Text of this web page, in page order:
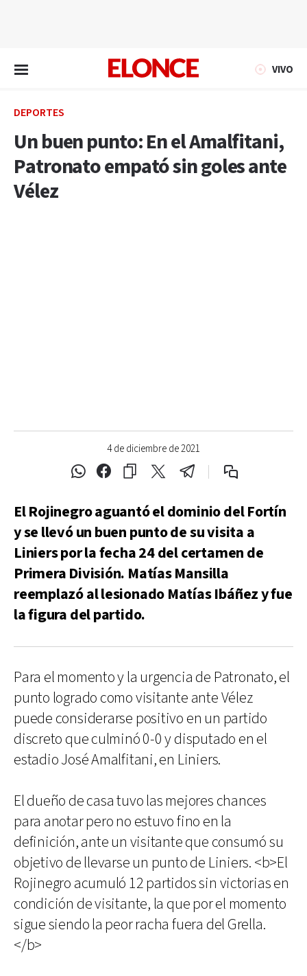
VIVO
DEPORTES
Un buen punto: En el Amalfitani,
Patronato empató sin goles ante
Vélez
4 de diciembre de 2021
El Rojinegro aguantó el dominio del Fortín
y se llevó un buen punto de su visita a
Liniers por la fecha 24 del certamen de
Primera División. Matías Mansilla
reemplazó al lesionado Matías Ibáñez y fue
la figura del partido.
Para el momento y la urgencia de Patronato, el
punto logrado como visitante ante Vélez
puede considerarse positivo en un partido
discreto que culminó 0-0 y disputado en el
estadio José Amalfitani, en Liniers.
El dueño de casa tuvo las mejores chances
para anotar pero no estuvo fino en la
definición, ante un visitante que consumó su
objetivo de llevarse un punto de Liniers. <b>El
Rojinegro acumuló 12 partidos sin victorias en
condición de visitante, la que por el momento
sigue siendo la peor racha fuera del Grella.
</b>